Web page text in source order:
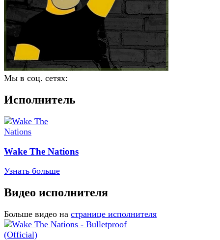
Мы в соц. сетях:
Исполнитель
Wake The Nations
Узнать больше
Видео исполнителя
Больше видео на странице исполнителя